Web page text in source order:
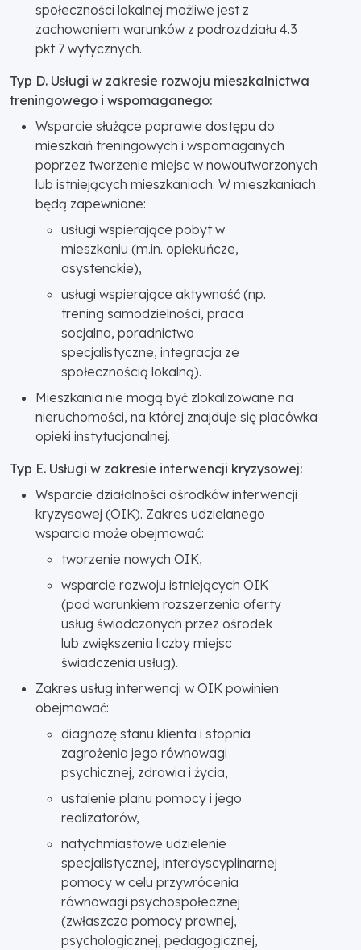
społeczności lokalnej możliwe jest z
zachowaniem warunków z podrozdziału 4.3
pkt 7 wytycznych.
Typ D. Usługi w zakresie rozwoju mieszkalnictwa
treningowego i wspomaganego:
Wsparcie służące poprawie dostępu do
mieszkań treningowych i wspomaganych
poprzez tworzenie miejsc w nowoutworzonych
lub istniejących mieszkaniach. W mieszkaniach
będą zapewnione:
usługi wspierające pobyt w
mieszkaniu (m.in. opiekuńcze,
asystenckie),
usługi wspierające aktywność (np.
trening samodzielności, praca
socjalna, poradnictwo
specjalistyczne, integracja ze
społecznością lokalną).
Mieszkania nie mogą być zlokalizowane na
nieruchomości, na której znajduje się placówka
opieki instytucjonalnej.
Typ E. Usługi w zakresie interwencji kryzysowej:
Wsparcie działalności ośrodków interwencji
kryzysowej (OIK). Zakres udzielanego
wsparcia może obejmować:
tworzenie nowych OIK,
wsparcie rozwoju istniejących OIK
(pod warunkiem rozszerzenia oferty
usług świadczonych przez ośrodek
lub zwiększenia liczby miejsc
świadczenia usług).
Zakres usług interwencji w OIK powinien
obejmować:
diagnozę stanu klienta i stopnia
zagrożenia jego równowagi
psychicznej, zdrowia i życia,
ustalenie planu pomocy i jego
realizatorów,
natychmiastowe udzielenie
specjalistycznej, interdyscyplinarnej
pomocy w celu przywrócenia
równowagi psychospołecznej
(zwłaszcza pomocy prawnej,
psychologicznej, pedagogicznej,